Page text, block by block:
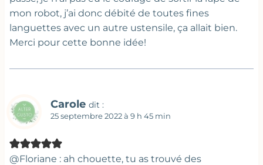
mon robot, j’ai donc débité de toutes fines
languettes avec un autre ustensile, ça allait bien.
Merci pour cette bonne idée!
Carole dit :
25 septembre 2022 à 9 h 45 min
@Floriane : ah chouette, tu as trouvé des